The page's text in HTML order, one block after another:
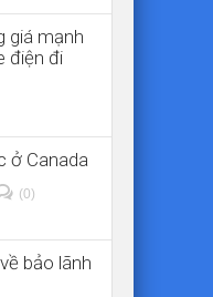
giá mạnh
điện đi
ở Canada
(0)
bảo lãnh